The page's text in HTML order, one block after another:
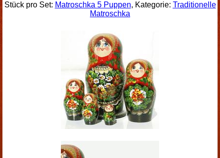
Stück pro Set: Matroschka 5 Puppen, Kategorie: Traditionelle
Matroschka